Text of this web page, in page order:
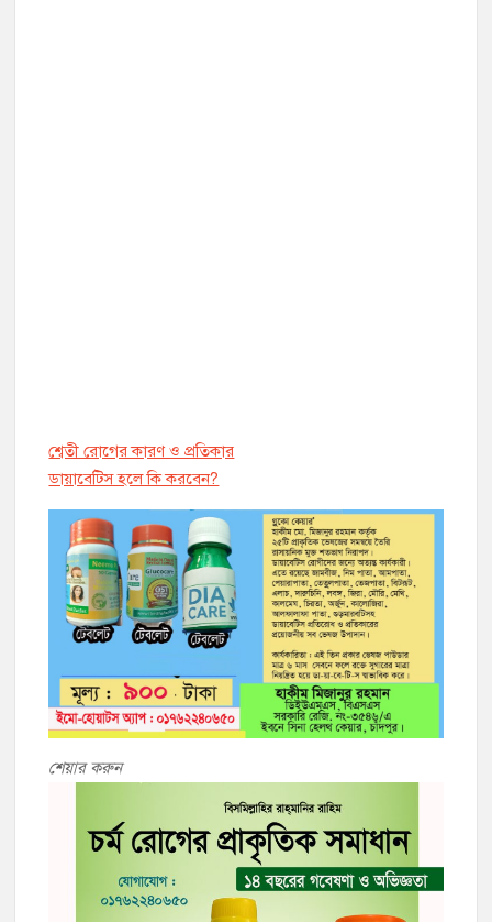
শ্বেতী রোগের কারণ ও প্রতিকার
ডায়াবেট্সি হলে কি করবেন?
শেয়ার করুন